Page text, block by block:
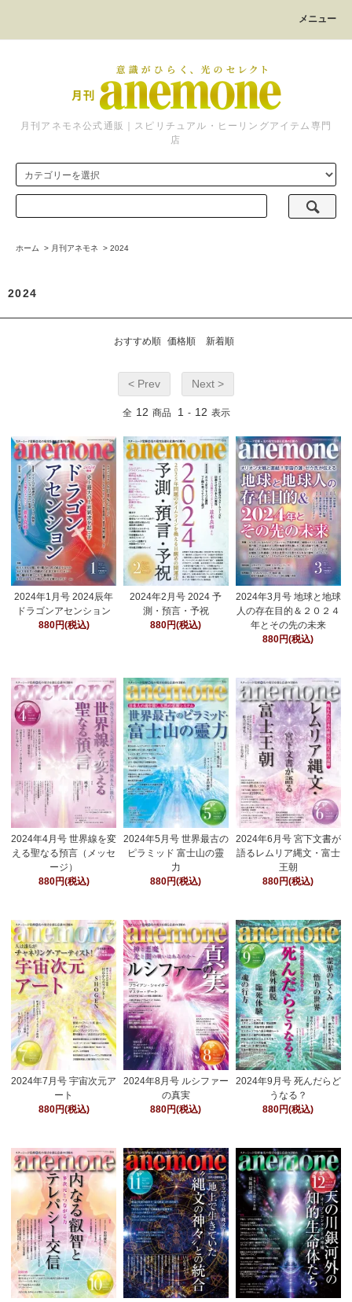
メニュー
月刊アネモネ公式通販｜スピリチュアル・ヒーリングアイテム専門
店
ホーム > 月刊アネモネ > 2024
2024
おすすめ順 価格順 新着順
< Prev Next >
全 12 商品 1 - 12 表示
2024年1月号 2024辰年
ドラゴンアセンション
880円(税込)
2024年2月号 2024 予
測・預言・予祝
880円(税込)
2024年3月号 地球と地球
人の存在目的＆２０２４
年とその先の未来
880円(税込)
2024年4月号 世界線を変
える聖なる預言（メッセ
ージ）
880円(税込)
2024年5月号 世界最古の
ピラミッド 富士山の靈
力
880円(税込)
2024年6月号 宮下文書が
語るレムリア縄文・富士
王朝
880円(税込)
2024年7月号 宇宙次元ア
ート
880円(税込)
2024年8月号 ルシファー
の真実
880円(税込)
2024年9月号 死んだらど
うなる？
880円(税込)